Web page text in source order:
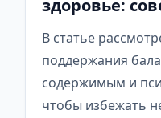
здоровье:
В статье
поддержания
содержимым и
чтобы избежать